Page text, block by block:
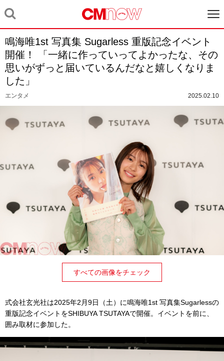
鳴海唯1st 写真集 Sugarless 重版記念イベント
開催！ 「一緒に作っていってよかったな、その
思いがずっと届いているんだなと嬉しくなりま
した」
エンタメ 2025.02.10
すべての画像をチェック
式会社玄光社は2025年2月9日（土）に鳴海唯1st 写真集Sugarlessの
重版記念イベントをSHIBUYA TSUTAYAで開催。イベントを前に、
囲み取材に参加した。